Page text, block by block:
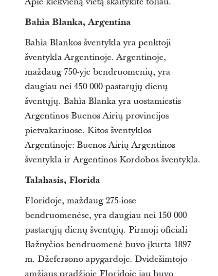
Bahìa Blanka, Argentina
Bahìa Blankos šventykla yra penktoji
šventykla Argentinoje. Argentinoje,
maždaug 750-yje bendruomenių, yra
daugiau nei 450 000 pastarųjų dienų
šventųjų. Bahìa Blanka yra uostamiestis
Argentinos Buenos Airių provincijos
pietvakariuose. Kitos šventyklos
Argentinoje: Buenos Airių Argentinos
šventykla ir Argentinos Kordobos šventykla.
Talahasis, Florida
Floridoje, maždaug 275-iose
bendruomenėse, yra daugiau nei 150 000
pastarųjų dienų šventųjų. Pirmoji oficiali
Bažnyčios bendruomenė buvo įkurta 1897
m. Džefersono apygardoje. Dvidešimtojo